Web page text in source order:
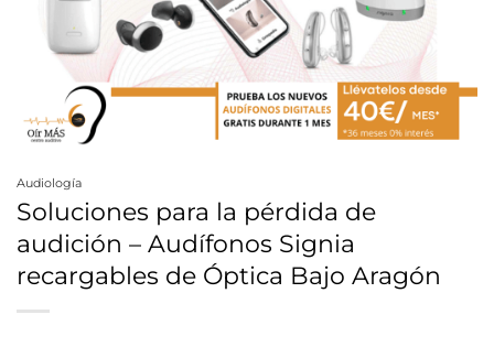
Audiología
Soluciones para la pérdida de
audición – Audífonos Signia
recargables de Óptica Bajo Aragón